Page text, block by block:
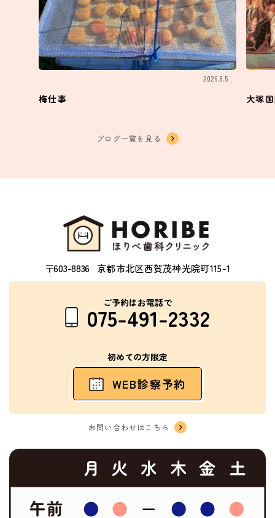
2026.8.5
梅仕事 大塚
ブログ一覧を見る
〒603-8836 京都市北区西賀茂神光院町115-1
ご予約はお電話で
075-491-2332
初めての方限定
WEB診察予約
お問い合わせはこちら